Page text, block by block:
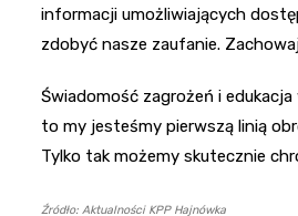
informacji umożliwiających
zdobyć nasze zaufanie.
Świadomość zagrożeń i
to my jesteśmy pierwszą linią
Tylko tak możemy skutecznie
Źródło: Aktualności KPP Hajnówka